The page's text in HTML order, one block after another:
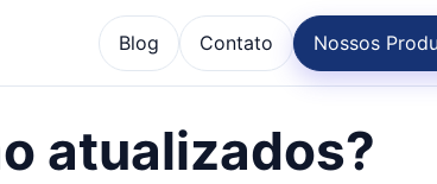
Blog Contato Nossos
atualizados?